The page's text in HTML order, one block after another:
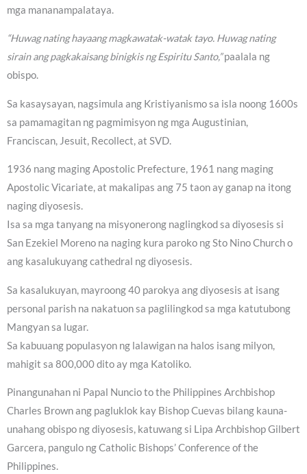
mga mananampalataya.
“Huwag nating hayaang magkawatak-watak tayo. Huwag nating
sirain ang pagkakaisang binigkis ng Espiritu Santo,”paalala ng
obispo.
Sa kasaysayan, nagsimula ang Kristiyanismo sa isla noong 1600s
sa pamamagitan ng pagmimisyon ng mga Augustinian,
Franciscan, Jesuit, Recollect, at SVD.
1936 nang maging Apostolic Prefecture, 1961 nang maging
Apostolic Vicariate, at makalipas ang 75 taon ay ganap na itong
naging diyosesis.
Isa sa mga tanyang na misyonerong naglingkod sa diyosesis si
San Ezekiel Moreno na naging kura paroko ng Sto Nino Church o
ang kasalukuyang cathedral ng diyosesis.
Sa kasalukuyan, mayroong 40 parokya ang diyosesis at isang
personal parish na nakatuon sa paglilingkod sa mga katutubong
Mangyan sa lugar.
Sa kabuuang populasyon ng lalawigan na halos isang milyon,
mahigit sa 800,000 dito ay mga Katoliko.
Pinangunahan ni Papal Nuncio to the Philippines Archbishop
Charles Brown ang pagluklok kay Bishop Cuevas bilang kauna-
unahang obispo ng diyosesis, katuwang si Lipa Archbishop Gilbert
Garcera, pangulo ng Catholic Bishops’ Conference of the
Philippines.